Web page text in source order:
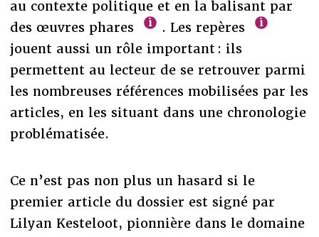
au contexte politique et en la balisant par
des œuvres phares
. Les repères
jouent aussi un rôle important : ils
permettent au lecteur de se retrouver parmi
les nombreuses références mobilisées par les
articles, en les situant dans une chronologie
problématisée.
Ce n’est pas non plus un hasard si le
premier article du dossier est signé par
Lilyan Kesteloot, pionnière dans le domaine